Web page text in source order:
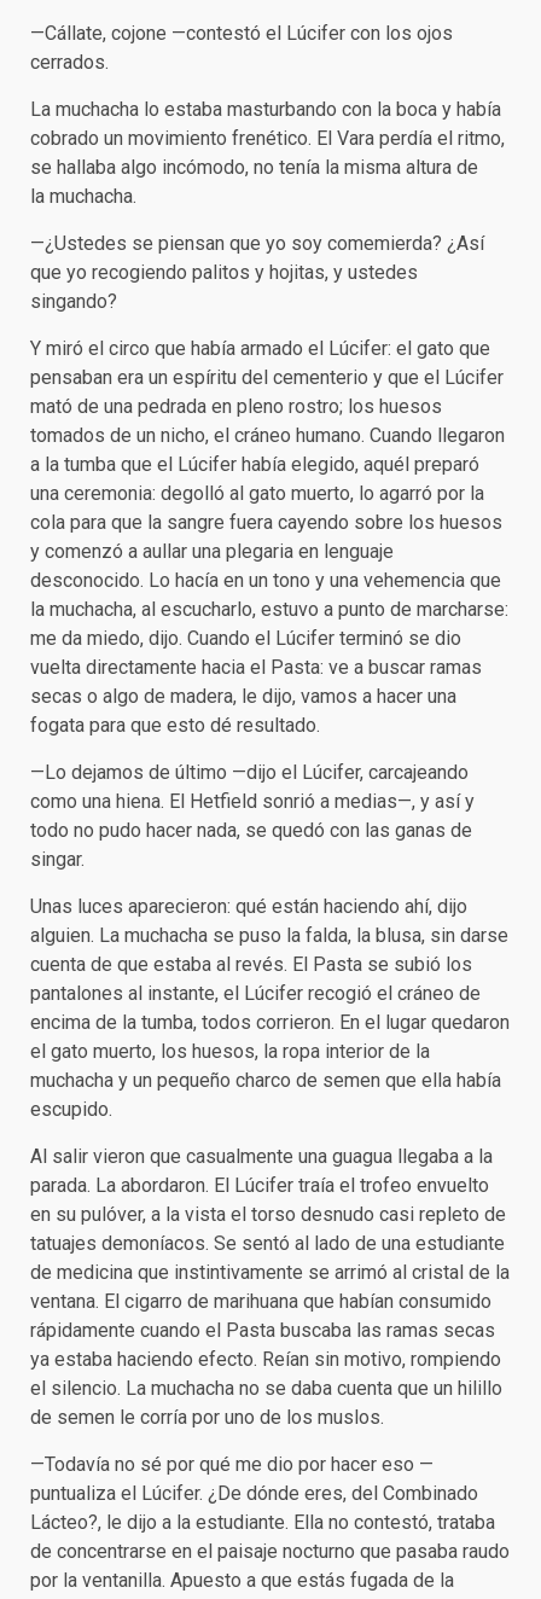
—Cállate, cojone —contestó el Lúcifer con los ojos
cerrados.
La muchacha lo estaba masturbando con la boca y había
cobrado un movimiento frenético. El Vara perdía el ritmo,
se hallaba algo incómodo, no tenía la misma altura de
la muchacha.
—¿Ustedes se piensan que yo soy comemierda? ¿Así
que yo recogiendo palitos y hojitas, y ustedes
singando?
Y miró el circo que había armado el Lúcifer: el gato que
pensaban era un espíritu del cementerio y que el Lúcifer
mató de una pedrada en pleno rostro; los huesos
tomados de un nicho, el cráneo humano. Cuando llegaron
a la tumba que el Lúcifer había elegido, aquél preparó
una ceremonia: degolló al gato muerto, lo agarró por la
cola para que la sangre fuera cayendo sobre los huesos
y comenzó a aullar una plegaria en lenguaje
desconocido. Lo hacía en un tono y una vehemencia que
la muchacha, al escucharlo, estuvo a punto de marcharse:
me da miedo, dijo. Cuando el Lúcifer terminó se dio
vuelta directamente hacia el Pasta: ve a buscar ramas
secas o algo de madera, le dijo, vamos a hacer una
fogata para que esto dé resultado.
—Lo dejamos de último —dijo el Lúcifer, carcajeando
como una hiena. El Hetfield sonrió a medias—, y así y
todo no pudo hacer nada, se quedó con las ganas de
singar.
Unas luces aparecieron: qué están haciendo ahí, dijo
alguien. La muchacha se puso la falda, la blusa, sin darse
cuenta de que estaba al revés. El Pasta se subió los
pantalones al instante, el Lúcifer recogió el cráneo de
encima de la tumba, todos corrieron. En el lugar quedaron
el gato muerto, los huesos, la ropa interior de la
muchacha y un pequeño charco de semen que ella había
escupido.
Al salir vieron que casualmente una guagua llegaba a la
parada. La abordaron. El Lúcifer traía el trofeo envuelto
en su pulóver, a la vista el torso desnudo casi repleto de
tatuajes demoníacos. Se sentó al lado de una estudiante
de medicina que instintivamente se arrimó al cristal de la
ventana. El cigarro de marihuana que habían consumido
rápidamente cuando el Pasta buscaba las ramas secas
ya estaba haciendo efecto. Reían sin motivo, rompiendo
el silencio. La muchacha no se daba cuenta que un hilillo
de semen le corría por uno de los muslos.
—Todavía no sé por qué me dio por hacer eso —
puntualiza el Lúcifer. ¿De dónde eres, del Combinado
Lácteo?, le dijo a la estudiante. Ella no contestó, trataba
de concentrarse en el paisaje nocturno que pasaba raudo
por la ventanilla. Apuesto a que estás fugada de la